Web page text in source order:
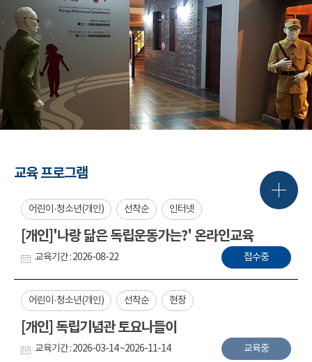
교육 프로그램
어린이·청소년(개인) 선착순 인터넷
[개인]'나랑 닮은 독립운동가는?' 온라인교육
교육기간 : 2026-08-22 접수중
어린이·청소년(개인) 선착순 현장
[개인] 독립기념관 토요나들이
교육기간 : 2026-03-14 ~2026-11-14 교육중